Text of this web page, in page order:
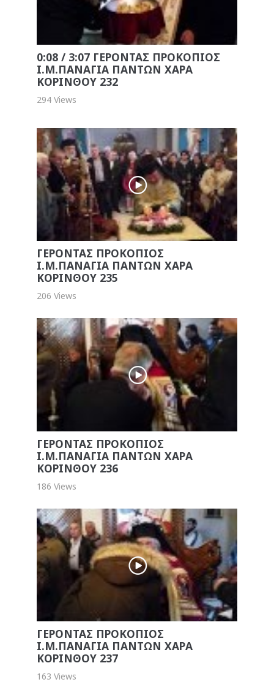
0:08 / 3:07 ΓΕΡΟΝΤΑΣ ΠΡΟΚΟΠΙΟΣ
Ι.Μ.ΠΑΝΑΓΙΑ ΠΑΝΤΩΝ ΧΑΡΑ
ΚΟΡΙΝΘΟΥ 232
294 Views
ΓΕΡΟΝΤΑΣ ΠΡΟΚΟΠΙΟΣ
Ι.Μ.ΠΑΝΑΓΙΑ ΠΑΝΤΩΝ ΧΑΡΑ
ΚΟΡΙΝΘΟΥ 235
206 Views
ΓΕΡΟΝΤΑΣ ΠΡΟΚΟΠΙΟΣ
Ι.Μ.ΠΑΝΑΓΙΑ ΠΑΝΤΩΝ ΧΑΡΑ
ΚΟΡΙΝΘΟΥ 236
186 Views
ΓΕΡΟΝΤΑΣ ΠΡΟΚΟΠΙΟΣ
Ι.Μ.ΠΑΝΑΓΙΑ ΠΑΝΤΩΝ ΧΑΡΑ
ΚΟΡΙΝΘΟΥ 237
163 Views